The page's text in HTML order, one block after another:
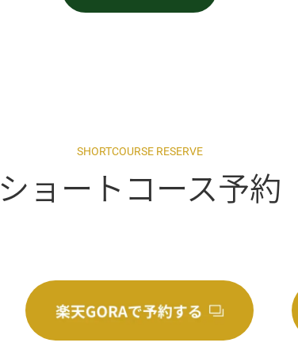
SHORTCOURSE RESERVE
ショートコース予約